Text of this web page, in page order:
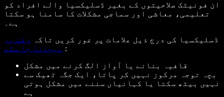
ان فونیٹک صلاحیتوں کے بغیر ڈسلیکسیا والے افراد کو
تعلیمی، معاشی اور سماجی مشکلات کا سامنا ہو سکتا
ہے۔
ڈسلیکسیا کی درج ذیل علامات پر غور کریں تاکہ
وقت پر
پہچانا جا سکے :
قافیہ بنانے یا آواز الگ کرنے میں مشکل
بچہ توجہ مرکوز نہیں کر پاتا، ایک جگہ ٹھیک سے
نہیں بیٹھ سکتا یا کہانیاں سننے میں مشکل ہوتی
ہے